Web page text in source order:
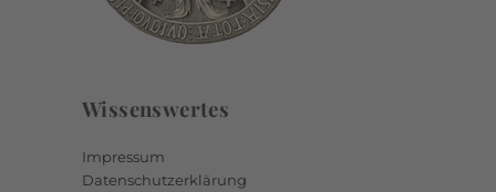
Wissenswertes
Impressum
Datenschutzerklärung